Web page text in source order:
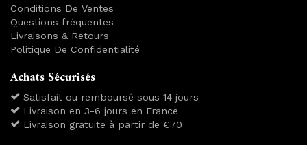
Conditions De Ventes
Questions fréquentes
Livraisons & Retours
Politique De Confidentialité
Achats Sécurisés
Satisfait ou remboursé sous 14 jours
Livraison en 3-6 jours en France
Livraison gratuite à partir de €70